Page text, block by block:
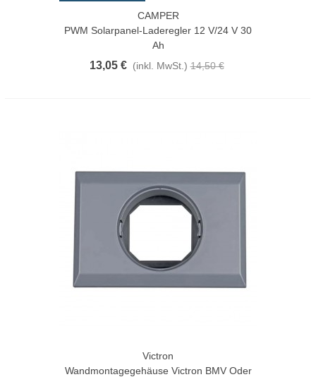
CAMPER
PWM Solarpanel-Laderegler 12 V/24 V 30
Ah
13,05 € (inkl. MwSt.) 14,50 €
Victron
Wandmontagegehäuse Victron BMV Oder